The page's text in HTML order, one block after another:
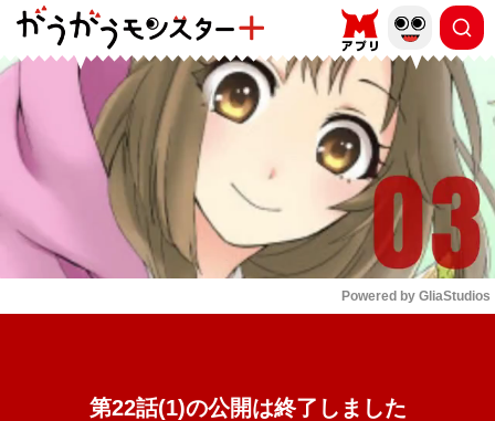
もっと読む
Powered by GliaStudios
第22話(1)の公開は終了しました